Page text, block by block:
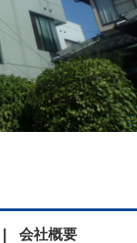
会社概要